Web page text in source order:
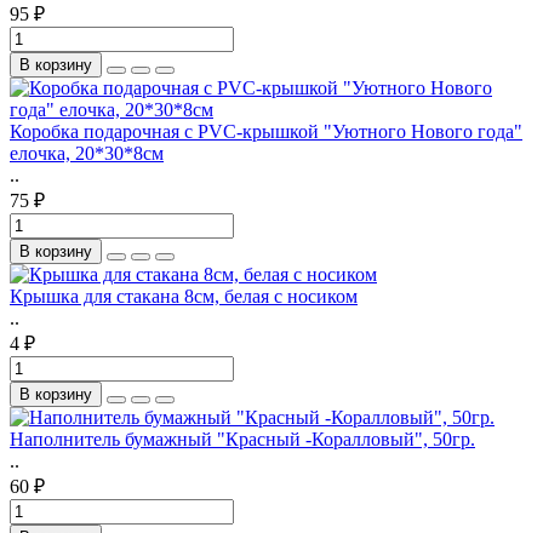
95 ₽
В корзину
Коробка подарочная с PVC-крышкой "Уютного Нового года"
елочка, 20*30*8см
..
75 ₽
В корзину
Крышка для стакана 8см, белая с носиком
..
4 ₽
В корзину
Наполнитель бумажный "Красный -Коралловый", 50гр.
..
60 ₽